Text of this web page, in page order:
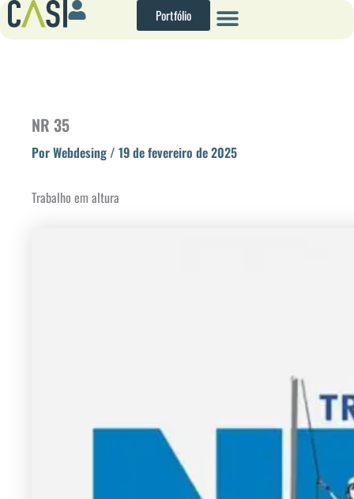
Ir
para
Portfólio
NR 35
PorWebdesing/ 19 de fevereiro de 2025
Trabalho em altura